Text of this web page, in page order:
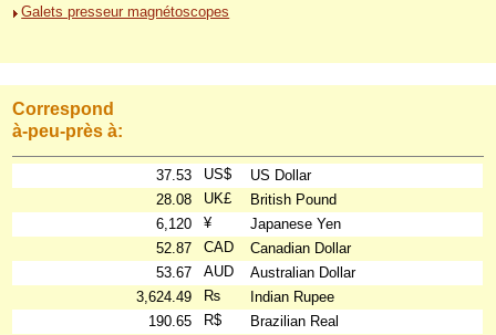
Galets presseur magnétoscopes
Correspond
à-peu-près à:
37.53 US$
US Dollar
28.08
UK£
British Pound
6,120
¥
Japanese Yen
52.87
CAD
Canadian Dollar
53.67
AUD
Australian Dollar
3,624.49
₨
Indian Rupee
190.65
R$
Brazilian Real